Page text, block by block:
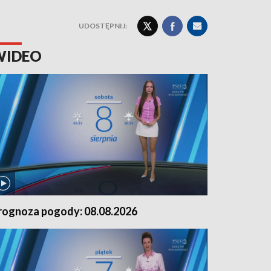
UDOSTĘPNIJ:
pogody: 08.08.2026